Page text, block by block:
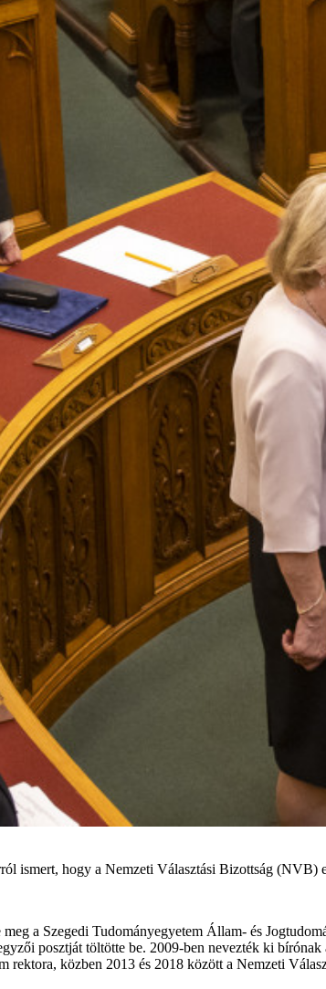
ismert, hogy a Nemzeti Választási Bizottság
a Szegedi Tudományegyetem Állam- és
posztját töltötte be. 2009-ben nevezték ki
rektora, közben 2013 és 2018 között a Nemzeti